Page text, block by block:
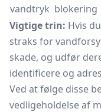
vandtryk blokering
Vigtige trin: Hvis
straks for
skade, og udfør
identificere og
Ved at følge disse
vedligeholdelse af